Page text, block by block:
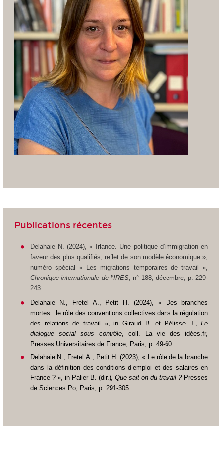
Publications récentes
Delahaie N. (2024), « Irlande. Une politique d’immigration en
faveur des plus qualifiés, reflet de son modèle économique »,
numéro spécial « Les migrations temporaires de travail »,
Chronique internationale de l’IRES, n° 188, décembre, p. 229-
243.
Delahaie N., Fretel A., Petit H. (2024), « Des branches
mortes : le rôle des conventions collectives dans la régulation
des relations de travail »,in Giraud B. et Pélisse J.,Le
dialogue social sous contrôle, coll. La vie des idées.fr,
Presses Universitaires de France, Paris, p. 49-60.
Delahaie N., Fretel A., Petit H. (2023), « Le rôle de la branche
dans la définition des conditions d’emploi et des salaires en
France ? »,in Palier B. (dir.),Que sait-on du travail ? Presses
de Sciences Po, Paris, p. 291-305.